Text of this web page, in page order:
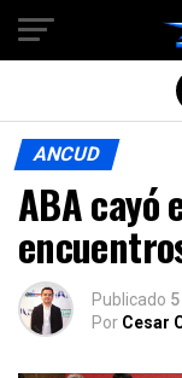
ANCUD
ABA cayó
Publicado
Por Cesar